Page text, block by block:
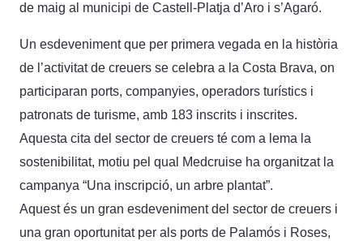
de maig al municipi de Castell-Platja d’Aro i s’Agaró.
Un esdeveniment que per primera vegada en la història
de l’activitat de creuers se celebra a la Costa Brava, on
participaran ports, companyies, operadors turístics i
patronats de turisme, amb 183 inscrits i inscrites.
Aquesta cita del sector de creuers té com a lema la
sostenibilitat, motiu pel qual Medcruise ha organitzat la
campanya “Una inscripció, un arbre plantat”.
Aquest és un gran esdeveniment del sector de creuers i
una gran oportunitat per als ports de Palamós i Roses,